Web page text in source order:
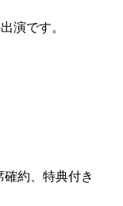
演です。
約、特典付き